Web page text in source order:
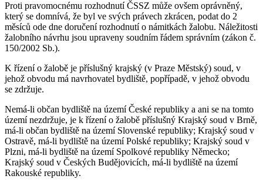
Proti pravomocnému rozhodnutí ČSSZ může ovšem oprávněný,
který se domnívá, že byl ve svých právech zkrácen, podat do 2
měsíců ode dne doručení rozhodnutí o námitkách žalobu. Náležitosti
žalobního návrhu jsou upraveny soudním řádem správním (zákon č.
150/2002 Sb.).
K řízení o žalobě je příslušný krajský (v Praze Městský) soud, v
jehož obvodu má navrhovatel bydliště, popřípadě, v jehož obvodu
se zdržuje.
Nemá-li občan bydliště na území České republiky a ani se na tomto
území nezdržuje, je k řízení o žalobě příslušný Krajský soud v Brně,
má-li občan bydliště na území Slovenské republiky; Krajský soud v
Ostravě, má-li bydliště na území Polské republiky; Krajský soud v
Plzni, má-li bydliště na území Spolkové republiky Německo;
Krajský soud v Českých Budějovicích, má-li bydliště na území
Rakouské republiky.